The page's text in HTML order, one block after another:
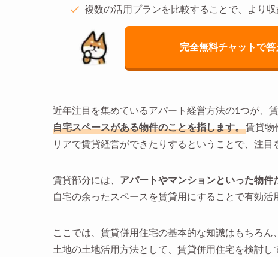
複数の活用プランを比較することで、より
完全無料チャットで
近年注目を集めているアパート経営方法の1つが、
自宅スペースがある物件のことを指します。賃貸物
リアで賃貸経営ができたりするということで、注目
賃貸部分には、 アパートやマンションといった物件
自宅の余ったスペースを賃貸用にすることで有効活
ここでは、賃貸併用住宅の基本的な知識はもちろ
土地の土地活用方法として、賃貸併用住宅を検討し